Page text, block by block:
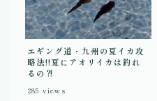
エギング道・九州の夏イカ攻
略法!!夏にアオリイカは釣れ
るの⁈
285 views